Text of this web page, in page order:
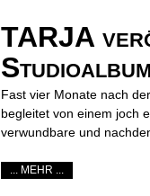
TARJA
Fast vier Monate nach
begleitet von einem joch
verwundbare und
... MEHR ...